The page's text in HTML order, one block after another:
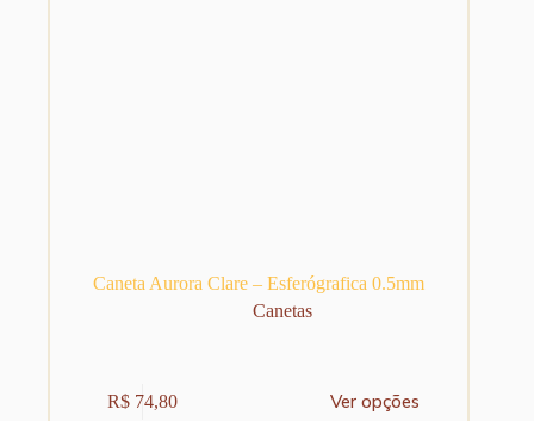
Caneta Aurora Clare – Esferógrafica 0.5mm
Canetas
R$ 74,80 Ver opções